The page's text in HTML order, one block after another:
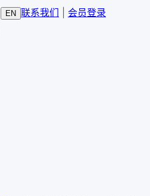
EN 联系我们 会员登录